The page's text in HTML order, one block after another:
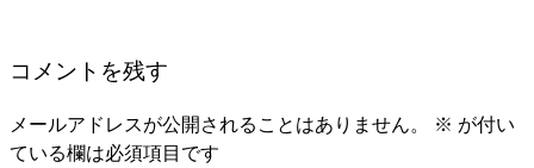
コメントを残す
メールアドレスが公開されることはありません。 ※ が付い
ている欄は必須項目です